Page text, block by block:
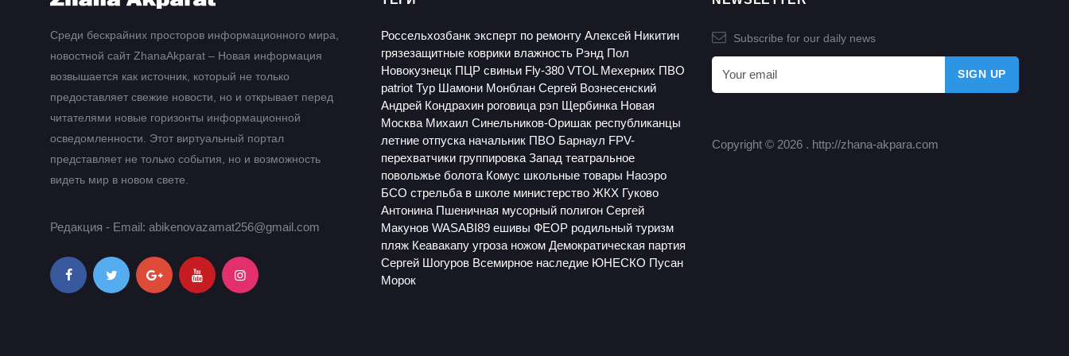
Среди бескрайних просторов информационного мира,
новостной сайт ZhanaAkparat – Новая информация
возвышается как источник, который не только
предоставляет свежие новости, но и открывает перед
читателями новые горизонты информационной
осведомленности. Этот виртуальный портал
представляет не только события, но и возможность
видеть мир в новом свете.
Редакция - Email: abikenovazamat256@gmail.com
Россельхозбанк эксперт по ремонту Алексей Никитин
грязезащитные коврики влажность Рэнд Пол
Новокузнецк ПЦР свиньи Fly-380 VTOL Мехерних ПВО
patriot Тур Шамони Монблан Сергей Вознесенский
Андрей Кондрахин роговица рэп Щербинка Новая
Москва Михаил Синельников-Оришак республиканцы
летние отпуска начальник ПВО Барнаул FPV-
перехватчики группировка Запад театральное
повольжье болота Комус школьные товары Наоэро
БСО стрельба в школе министерство ЖКХ Гуково
Антонина Пшеничная мусорный полигон Сергей
Макунов WASABI89 ешивы ФЕОР родильный туризм
пляж Кеавакапу угроза ножом Демократическая партия
Сергей Шогуров Всемирное наследие ЮНЕСКО Пусан
Морок
Subscribe for our daily news
Copyright © 2026 . http://zhana-akpara.com